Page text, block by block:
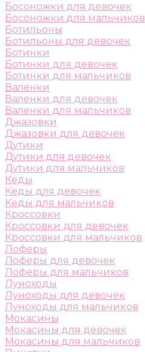
Босоножки для девочек
Босоножки для мальчиков
Ботильоны
Ботильоны для девочек
Ботинки
Ботинки для девочек
Ботинки для мальчиков
Валенки
Валенки для девочек
Валенки для мальчиков
Джазовки
Джазовки для девочек
Дутики
Дутики для девочек
Дутики для мальчиков
Кеды
Кеды для девочек
Кеды для мальчиков
Кроссовки
Кроссовки для девочек
Кроссовки для мальчиков
Лоферы
Лоферы для девочек
Лоферы для мальчиков
Луноходы
Луноходы для девочек
Луноходы для мальчиков
Мокасины
Мокасины для девочек
Мокасины для мальчиков